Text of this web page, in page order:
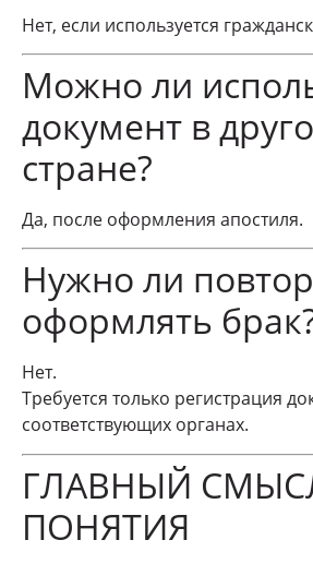
Нет, если используется
Можно ли
документ в
стране?
Да, после оформления апостиля.
Нужно ли
оформлять
Нет.
Требуется только регистрация
соответствующих органах.
ГЛАВНЫЙ
ПОНЯТИЯ